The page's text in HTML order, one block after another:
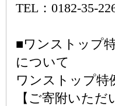
TEL：0182-35-
■ワンストップ
について
ワンストップ特
【ご寄附いた